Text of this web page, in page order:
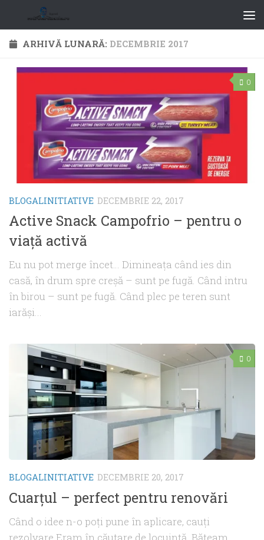
ARHIVĂ LUNARĂ: DECEMBRIE 2017
0
BLOGALINITIATIVE DECEMBRIE 22, 2017
Active Snack Campofrio – pentru o
viaţă activă
Eu nu pot merge încet… Dimineaţa când ies din
casă, în drum spre creşă – sunt pe fugă. Când intru
în birou – sunt pe fugă. Când plec pe teren sunt
iarăşi...
0
BLOGALINITIATIVE DECEMBRIE 20, 2017
Cuarţul – perfect pentru renovări
Când o idee n-o poţi pune în aplicare, cauţi
rezolvare Eram în căutare de locuință. Băteam